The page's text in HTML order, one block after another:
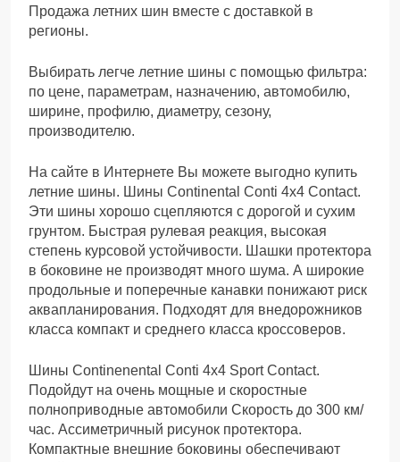
Продажа летних шин вместе с доставкой в
регионы.
Выбирать легче летние шины с помощью фильтра:
по цене, параметрам, назначению, автомобилю,
ширине, профилю, диаметру, сезону,
производителю.
На сайте в Интернете Вы можете выгодно купить
летние шины. Шины Continental Conti 4х4 Contact.
Эти шины хорошо сцепляются с дорогой и сухим
грунтом. Быстрая рулевая реакция, высокая
степень курсовой устойчивости. Шашки протектора
в боковине не производят много шума. А широкие
продольные и поперечные канавки понижают риск
аквапланирования. Подходят для внедорожников
класса компакт и среднего класса кроссоверов.
Шины Continenental Conti 4х4 Sport Contact.
Подойдут на очень мощные и скоростные
полноприводные автомобили Скорость до 300 км/
час. Ассиметричный рисунок протектора.
Компактные внешние боковины обеспечивают